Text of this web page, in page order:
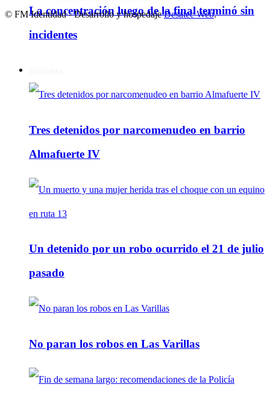
La concentración luego de la final terminó sin
incidentes
Tres detenidos por narcomenudeo en barrio
Almafuerte IV
Un detenido por un robo ocurrido el 21 de julio
pasado
No paran los robos en Las Varillas
© FM Identidad - Desarrollo y hospedajeDesatec Web.